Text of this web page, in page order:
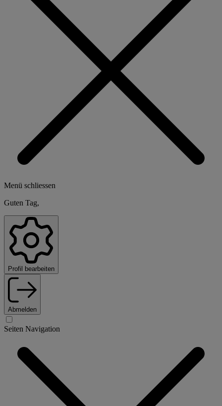
Menü schliessen
Guten Tag,
Profil bearbeiten
Abmelden
Seiten Navigation